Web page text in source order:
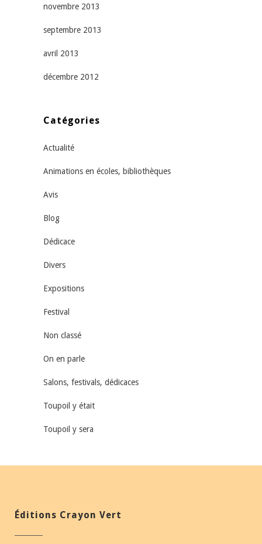
novembre 2013
septembre 2013
avril 2013
décembre 2012
Catégories
Actualité
Animations en écoles, bibliothèques
Avis
Blog
Dédicace
Divers
Expositions
Festival
Non classé
On en parle
Salons, festivals, dédicaces
Toupoil y était
Toupoil y sera
Éditions Crayon Vert